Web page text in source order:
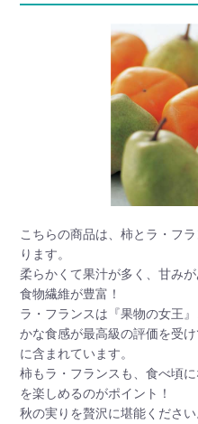
こちらの商品は、柿とラ・フ
ります。
柔らかくて果汁が多く、甘み
食物繊維が豊富！
ラ・フランスは『果物の女王
かな食感が最高級の評価を受
に含まれています。
柿もラ・フランスも、食べ頃
を楽しめるのがポイント！
秋の実りを贅沢に堪能ください